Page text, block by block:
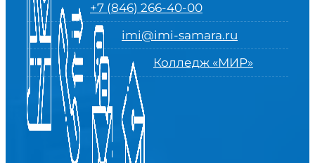
+7 (846) 266-40-00
imi@imi-samara.ru
Колледж «МИР»